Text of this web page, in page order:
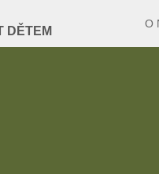
O